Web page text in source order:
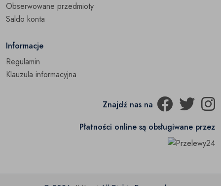
Obserwowane przedmioty
Saldo konta
Informacje
Regulamin
Klauzula informacyjna
Znajdź nas na
Płatności online są obsługiwane przez